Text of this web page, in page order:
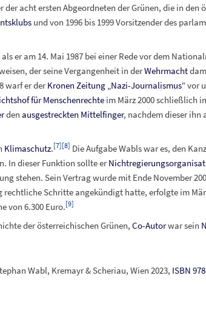
der acht ersten Abgeordneten der Grünen, die in
und von 1996 bis 1999 Vorsitzender des
er am 14. Mai 1987 bei einer Rede vor dem
der seine Vergangenheit in derWehrmacht
warf er derKronen Zeitung „Nazi-Journalismus“vor
für Menschenrechteim März 2000 schließlich
den ausgestreckten Mittelfinger, nachdem dieser ihn
Klimaschutz.[7][8] Die Aufgabe Wabls war es, den
In dieser Funktion sollte er
stehen. Sein Vertrag wurde mit Ende November
Schritte angekündigt hatte, erfolgte im
von 6.300 Euro.[9]
der österreichischen Grünen, Co-Autorwar sein
Wabl, Kremayr & Scheriau, Wien 2023, ISBN